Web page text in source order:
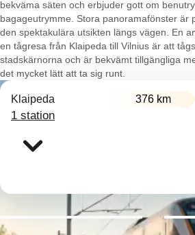
bekväma säten och erbjuder gott om
bagageutrymme. Stora panoramafönster är
den spektakulära utsikten längs vägen. En
en tågresa från Klaipeda till Vilnius är att
stadskärnorna och är bekvämt tillgängliga
det mycket lätt att ta sig runt.
Klaipeda 376 km
1 station